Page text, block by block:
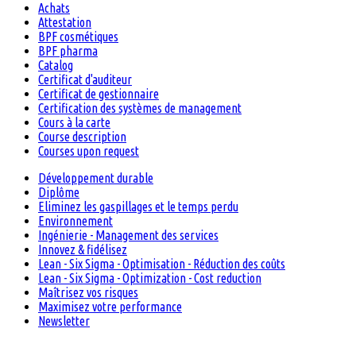
Achats
Attestation
BPF cosmétiques
BPF pharma
Catalog
Certificat d'auditeur
Certificat de gestionnaire
Certification des systèmes de management
Cours à la carte
Course description
Courses upon request
Développement durable
Diplôme
Eliminez les gaspillages et le temps perdu
Environnement
Ingénierie - Management des services
Innovez & fidélisez
Lean - Six Sigma - Optimisation - Réduction des coûts
Lean - Six Sigma - Optimization - Cost reduction
Maîtrisez vos risques
Maximisez votre performance
Newsletter